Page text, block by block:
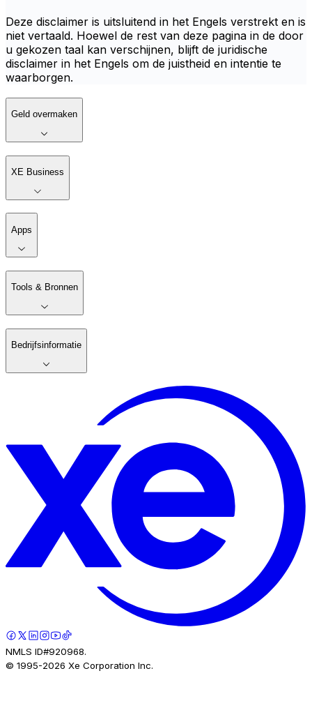
Deze disclaimer is uitsluitend in het Engels verstrekt en is
niet vertaald. Hoewel de rest van deze pagina in de door
u gekozen taal kan verschijnen, blijft de juridische
disclaimer in het Engels om de juistheid en intentie te
waarborgen.
Geld overmaken
XE Business
Apps
Tools & Bronnen
Bedrijfsinformatie
NMLS ID#920968.
© 1995-2026 Xe Corporation Inc.